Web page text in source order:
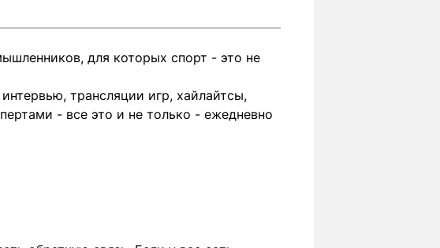
для которых спорт - это не
трансляции игр, хайлайтсы,
- все это и не только - ежедневно